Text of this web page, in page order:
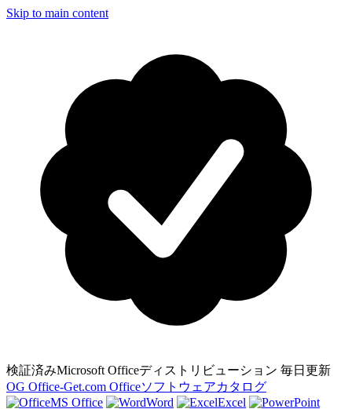
Skip to main content
検証済みMicrosoft Officeディストリビューション 毎日更新
OG Office-Get.com Officeソフトウェアカタログ
MS Office
Word
Excel